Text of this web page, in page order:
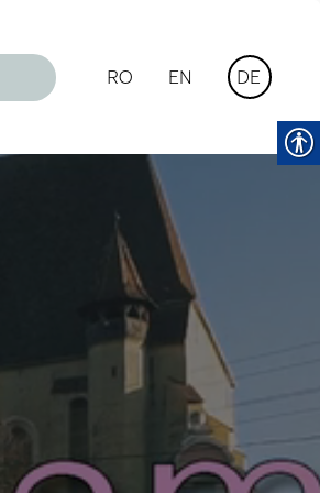
RO EN DE